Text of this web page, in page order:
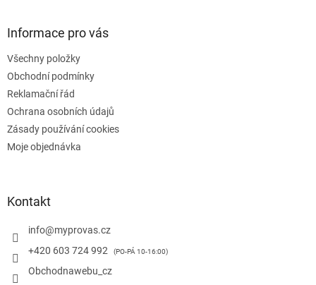
Informace pro vás
Všechny položky
Obchodní podmínky
Reklamační řád
Ochrana osobních údajů
Zásady používání cookies
Moje objednávka
Kontakt
info@myprovas.cz
+420 603 724 992
Obchodnawebu_cz